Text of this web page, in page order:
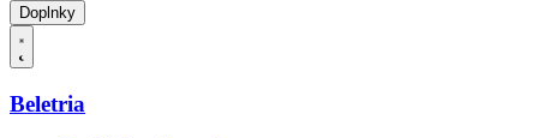
Doplnky
Beletria